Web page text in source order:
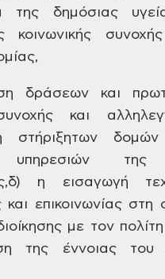
της δημόσιας
κοινωνικής
δράσεων και
και
στήριξητων
υπηρεσιών της
η εισαγωγή
και επικοινωνίας στη
με τον
της έννοιας του